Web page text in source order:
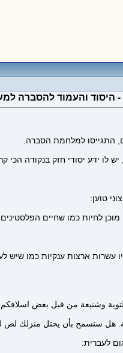
והעמוד להסברה
התגייסו למלחמת הסברה.
לו ידע יסודי חזק בנקודה הכי
טוען:
לחיות כמו שחיים
עשרות ארצות ענקיות כמו
وشنيعة من قبل بعض اسلافكم.
هل ستسمح بأن يحتل منزلك لص
לעברית: